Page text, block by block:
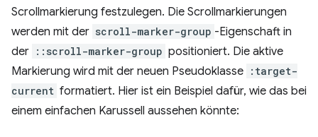
Scrollmarkierung festzulegen. Die Scrollmarkierungen
werden mit der scroll-marker-group -Eigenschaft in
der ::scroll-marker-group positioniert. Die aktive
Markierung wird mit der neuen Pseudoklasse :target-
current formatiert. Hier ist ein Beispiel dafür, wie das bei
einem einfachen Karussell aussehen könnte: